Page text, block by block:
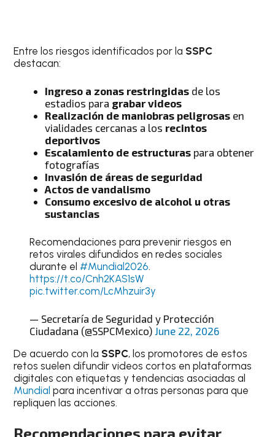
Entre los riesgos identificados por la SSPC
destacan:
Ingreso a zonas restringidas de los
estadios para grabar videos
Realización de maniobras peligrosas en
vialidades cercanas a los recintos
deportivos
Escalamiento de estructuras para obtener
fotografías
Invasión de áreas de seguridad
Actos de vandalismo
Consumo excesivo de alcohol u otras
sustancias
Recomendaciones para prevenir riesgos en
retos virales difundidos en redes sociales
durante el #Mundial2026.
https://t.co/Cnh2KAS1sW
pic.twitter.com/LcMhzuir3y
— Secretaría de Seguridad y Protección
Ciudadana (@SSPCMexico) June 22, 2026
De acuerdo con la SSPC, los promotores de estos
retos suelen difundir videos cortos en plataformas
digitales con etiquetas y tendencias asociadas al
Mundial para incentivar a otras personas para que
repliquen las acciones.
Recomendaciones para evitar